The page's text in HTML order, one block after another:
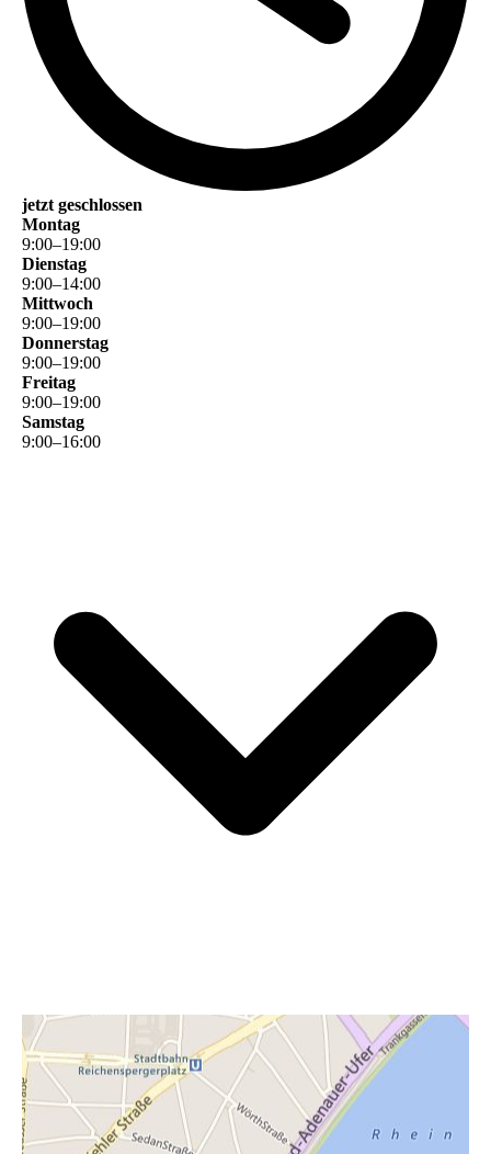
jetzt geschlossen
Montag
9:00–19:00
Dienstag
9:00–14:00
Mittwoch
9:00–19:00
Donnerstag
9:00–19:00
Freitag
9:00–19:00
Samstag
9:00–16:00